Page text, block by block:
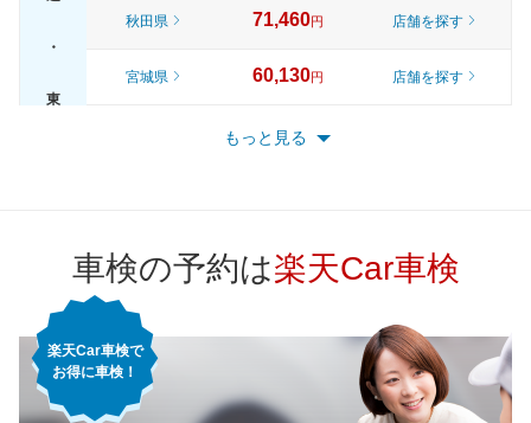
・
東
秋田県 71,460円 店舗を探す
宮城県 60,130円 店舗を探す
65,820 円
関
神奈川県
千葉県 店舗を探す
埼玉県 67,640 店舗を探す
もっと見る
車検の予約は楽天Car車検
楽天Car車検で
お得に車検！